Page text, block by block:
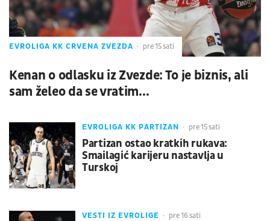
EVROLIGA KK CRVENA ZVEZDA pre 15 sati
Kenan o odlasku iz Zvezde: To je biznis, ali
sam želeo da se vratim...
EVROLIGA KK PARTIZAN pre 15 sati
Partizan ostao kratkih rukava:
Smailagić karijeru nastavlja u
Turskoj
VESTI IZ EVROLIGE pre 16 sati